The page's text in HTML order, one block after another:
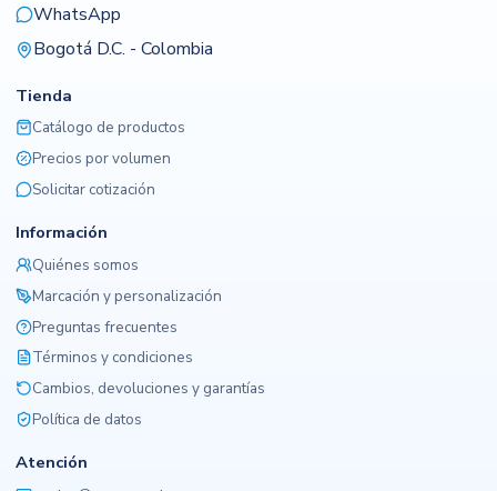
WhatsApp
Bogotá D.C. - Colombia
Tienda
Catálogo de productos
Precios por volumen
Solicitar cotización
Información
Quiénes somos
Marcación y personalización
Preguntas frecuentes
Términos y condiciones
Cambios, devoluciones y garantías
Política de datos
Atención